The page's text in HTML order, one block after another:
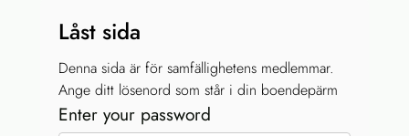
Låst sida
Denna sida är för samfällighetens medlemmar.
Ange ditt lösenord som står i din boendepärm
Enter your password